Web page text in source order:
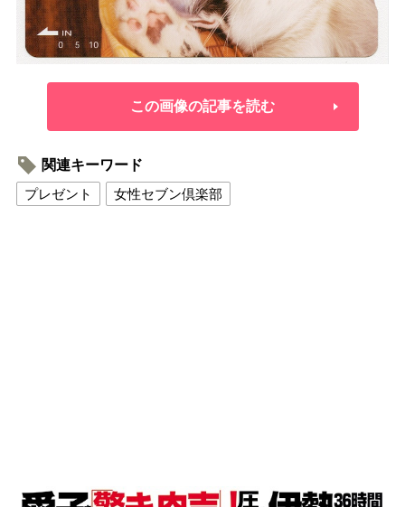
この画像の記事を読む
関連キーワード
プレゼント
女性セブン倶楽部